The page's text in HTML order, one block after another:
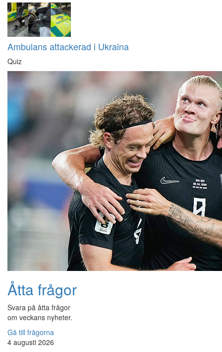
Ambulans attackerad i Ukraina
Quiz
Åtta frågor
Svara på åtta frågor
om veckans nyheter.
Gå till frågorna
4 augusti 2026